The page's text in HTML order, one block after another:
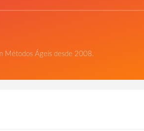
Métodos Ágeis desde 2008.